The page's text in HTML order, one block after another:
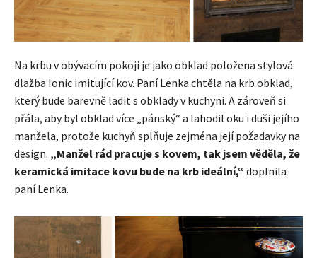
Na krbu v obývacím pokoji je jako obklad položena stylová
dlažba Ionic imitující kov. Paní Lenka chtěla na krb obklad,
který bude barevně ladit s obklady v kuchyni. A zároveň si
přála, aby byl obklad více „pánský“ a lahodil oku i duši jejího
manžela, protože kuchyň splňuje zejména její požadavky na
design. „Manžel rád pracuje s kovem, tak jsem věděla, že
keramická imitace kovu bude na krb ideální,“ doplnila
paní Lenka.